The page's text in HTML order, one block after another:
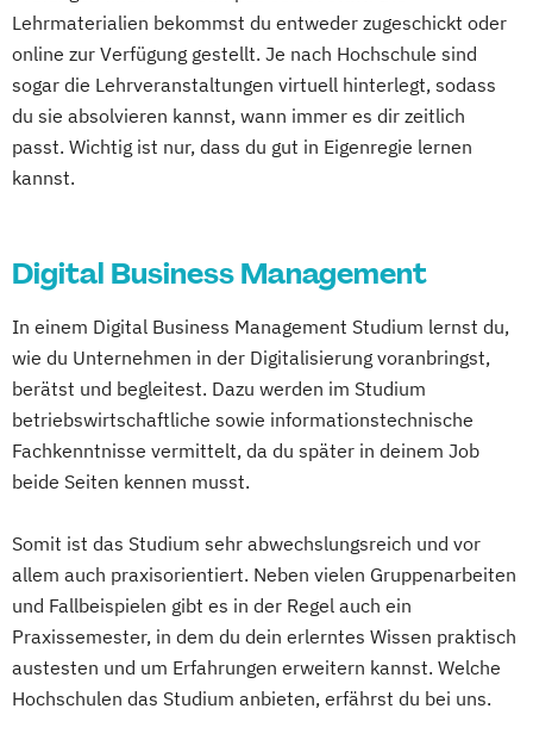
Lehrmaterialien bekommst du entweder zugeschickt oder
online zur Verfügung gestellt. Je nach Hochschule sind
sogar die Lehrveranstaltungen virtuell hinterlegt, sodass
du sie absolvieren kannst, wann immer es dir zeitlich
passt. Wichtig ist nur, dass du gut in Eigenregie lernen
kannst.
Digital Business Management
In einem Digital Business Management Studium lernst du,
wie du Unternehmen in der Digitalisierung voranbringst,
berätst und begleitest. Dazu werden im Studium
betriebswirtschaftliche sowie informationstechnische
Fachkenntnisse vermittelt, da du später in deinem Job
beide Seiten kennen musst.
Somit ist das Studium sehr abwechslungsreich und vor
allem auch praxisorientiert. Neben vielen Gruppenarbeiten
und Fallbeispielen gibt es in der Regel auch ein
Praxissemester, in dem du dein erlerntes Wissen praktisch
austesten und um Erfahrungen erweitern kannst. Welche
Hochschulen das Studium anbieten, erfährst du bei uns.